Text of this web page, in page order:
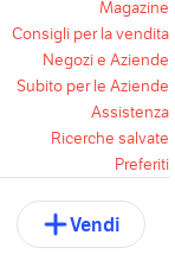
Magazine
Consigli per la vendita
Negozi e Aziende
Subito per le Aziende
Assistenza
Ricerche salvate
Preferiti
Vendi